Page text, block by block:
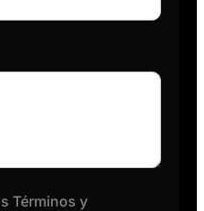
Términos y